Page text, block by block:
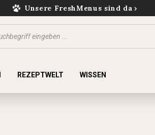
Unsere FreshMenus sind da
REZEPTWELT WISSEN